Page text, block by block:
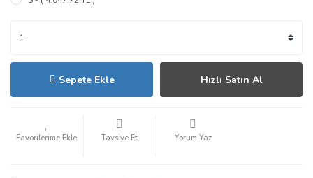
Sepete Ekle Hızlı Satın Al
Tavsiye Et Yorum Yaz